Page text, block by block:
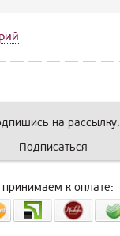
на рассылку:
Подписаться
к оплате: